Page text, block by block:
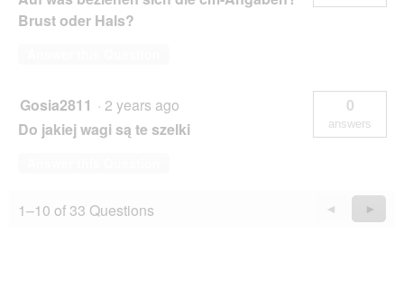
Brust oder Hals?
Gosia2811 · 2 years ago
Do jakiej wagi są te szelki
0
answers
1–10 of 33 Questions
Previous
Questions
◄
Next
►